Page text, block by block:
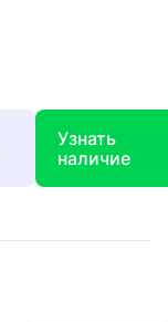
Узнать
наличие